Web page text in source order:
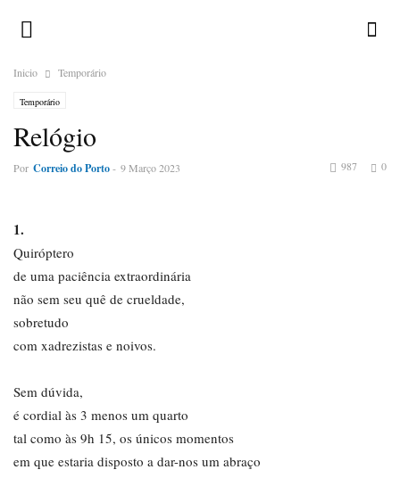
Inicio Temporário
Temporário
Relógio
Por Correio do Porto- 9 Março 2023 0
987
1.
Quiróptero
de uma paciência extraordinária
não sem seu quê de crueldade,
sobretudo
com xadrezistas e noivos.
Sem dúvida,
é cordial às 3 menos um quarto
tal como às 9h 15, os únicos momentos
em que estaria disposto a dar-nos um abraço